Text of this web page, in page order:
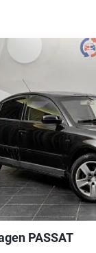
PASSAT